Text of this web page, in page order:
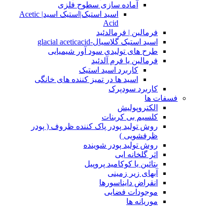
آماده سازی سطوح فلزی
اسید استیک|استیک اسید| Acetic
Acid
فرمالین | فرمالدئید
اسید استیک گلاسیال-glacial aceticacid
طرح های تولیدی سود آور شیمیایی
فرمالین یا فرم آلدئید
کاربرد اسید استیک
اسید ها در تمیز کننده های خانگی
کاربرد سودپرک
فسفات ها
الکتروپولیش
کلسیم بی کربنات
روش تولید پودر پاک کننده ظروف ( پودر
ظرفشویی )
روش تولید پودر شوینده
اثر گلخانه ایی
بتائین یا کوکامید پروپیل
آبهای زیر زمینی
انقراض دایناسورها
موجودات فضایی
موریانه ها